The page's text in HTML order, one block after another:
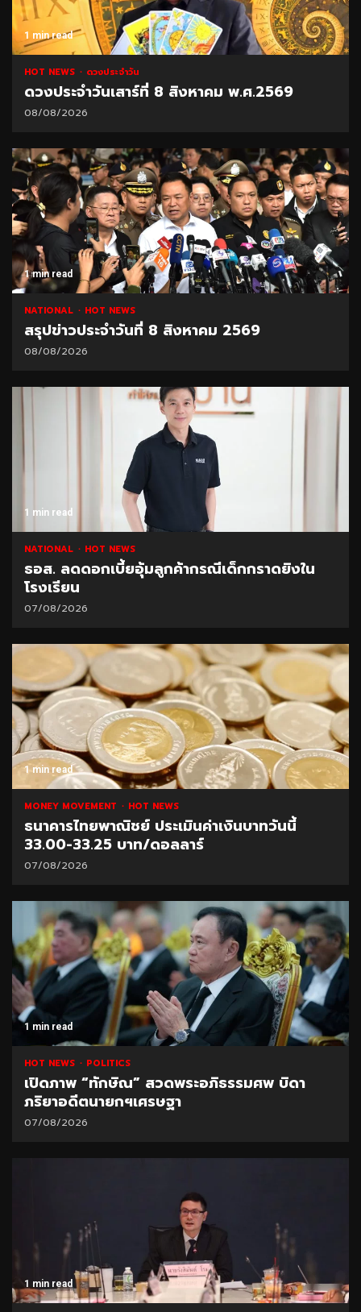
1 min read
HOT NEWS ดวงประจำวัน
ดวงประจำวันเสาร์ที่ 8 สิงหาคม พ.ศ.2569
08/08/2026
1 min read
NATIONAL HOT NEWS
สรุปข่าวประจำวันที่ 8 สิงหาคม 2569
08/08/2026
1 min read
NATIONAL HOT NEWS
ธอส. ลดดอกเบี้ยอุ้มลูกค้ากรณีเด็กกราดยิงใน
โรงเรียน
07/08/2026
1 min read
MONEY MOVEMENT HOT NEWS
ธนาคารไทยพาณิชย์ ประเมินค่าเงินบาทวันนี้
33.00-33.25 บาท/ดอลลาร์
07/08/2026
1 min read
HOT NEWS POLITICS
เปิดภาพ “ทักษิณ” สวดพระอภิธรรมศพ บิดา
ภริยาอดีตนายกฯเศรษฐา
07/08/2026
1 min read